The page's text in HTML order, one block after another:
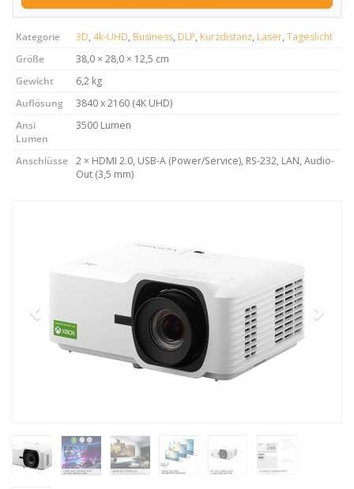
Kategorie 3D, 4k-UHD, Business, DLP, Kurzdistanz, Laser, Tageslicht
Größe
38,0 × 28,0 × 12,5 cm
Gewicht
6,2 kg
Auflösung
3840 x 2160 (4K UHD)
Ansi
Lumen
3500 Lumen
Anschlüsse 2 × HDMI 2.0, USB-A (Power/Service), RS-232, LAN, Audio-
Out (3,5 mm)